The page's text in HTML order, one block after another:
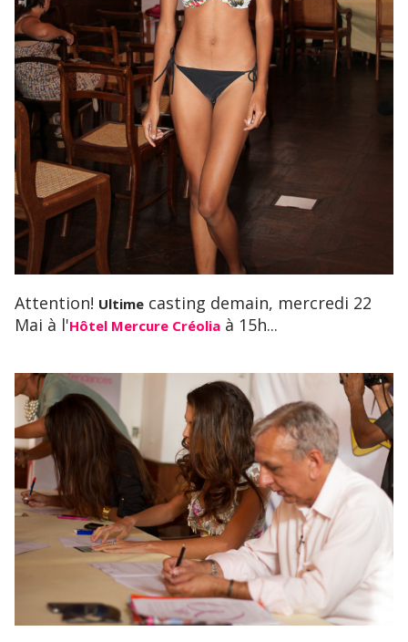
Attention! Ultime casting demain, mercredi 22
Mai à l'Hôtel Mercure Créolia à 15h...